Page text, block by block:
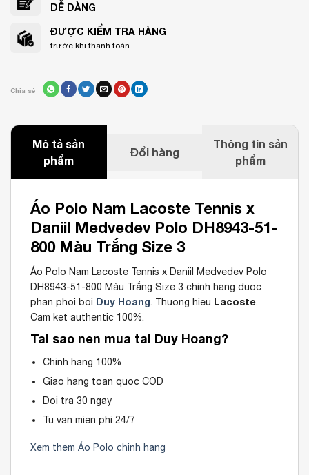
DỄ DÀNG
ĐƯỢC KIỂM TRA HÀNG
trước khi thanh toán
Chia sẻ
Mô tả sản
phẩm
Đổi hàng
Thông tin sản
phẩm
Áo Polo Nam Lacoste Tennis x
Daniil Medvedev Polo DH8943-51-
800 Màu Trắng Size 3
Áo Polo Nam Lacoste Tennis x Daniil Medvedev Polo
DH8943-51-800 Màu Trắng Size 3 chinh hang duoc
phan phoi boi Duy Hoang. Thuong hieu Lacoste.
Cam ket authentic 100%.
Tai sao nen mua tai Duy Hoang?
Chinh hang 100%
Giao hang toan quoc COD
Doi tra 30 ngay
Tu van mien phi 24/7
Xem them Áo Polo chinh hang